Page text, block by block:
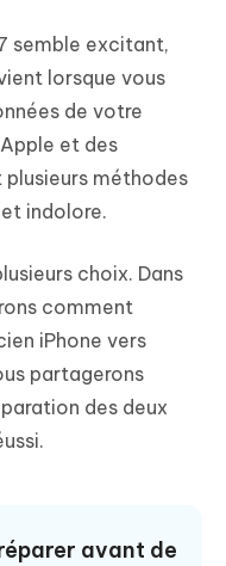
semble excitant,
lorsque vous
de votre
et des
méthodes
indolore.
choix. Dans
comment
iPhone vers
partagerons
des deux
avant de